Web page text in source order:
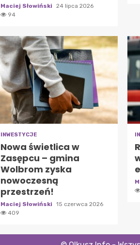
Maciej Słowiński
24 lipca 2026
94
INWESTYCJE
Nowa świetlica w
Zasępcu – gmina
Wolbrom zyska
nowoczesną
przestrzeń!
Maciej Słowiński
15 czerwca 2026
409